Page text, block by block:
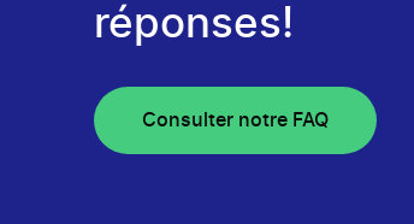
réponses!
Consulter notre FAQ